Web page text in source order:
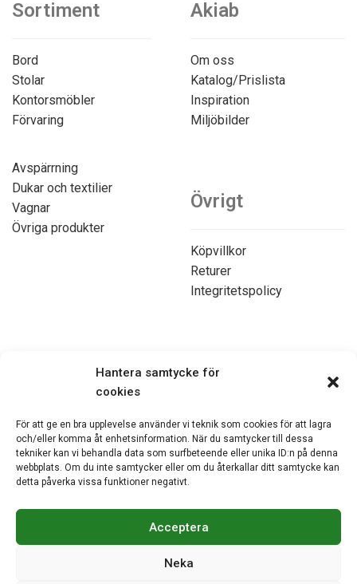
Hantera samtycke för
cookies
För att ge en bra upplevelse använder vi teknik som cookies för att lagra
och/eller komma åt enhetsinformation. När du samtycker till dessa
tekniker kan vi behandla data som surfbeteende eller unika ID:n på denna
webbplats. Om du inte samtycker eller om du återkallar ditt samtycke kan
detta påverka vissa funktioner negativt.
Acceptera
Neka
Sortiment
Bord
Stolar
Kontorsmöbler
Förvaring
Avspärrning
Dukar och textilier
Vagnar
Övriga produkter
Akiab
Om oss
Katalog/Prislista
Inspiration
Miljöbilder
Övrigt
Köpvillkor
Returer
Integritetspolicy
Kontakta oss
070-7103750
mats@kontorsmobler.se
Mån-Tors. 09.00-17.00
Fre. 09.00-15.00
© Akiab kontorsinredning & fastigheter | Org.nr: 559068-